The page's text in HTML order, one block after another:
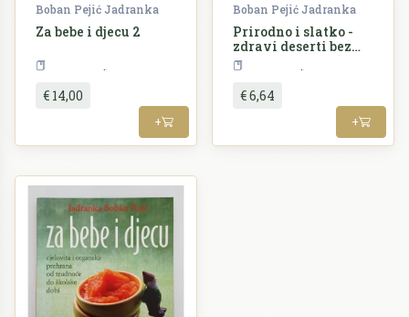
Boban Pejić Jadranka
Za bebe i djecu 2
€ 14,00
+
Boban Pejić Jadranka
Prirodno i slatko -
zdravi deserti bez
šećera
€ 6,64
+